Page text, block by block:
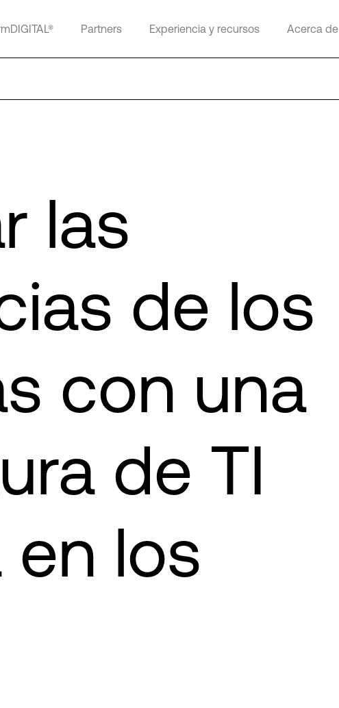
Partners Experiencia y recursos Acerca de
las
de los
con una
de TI
los